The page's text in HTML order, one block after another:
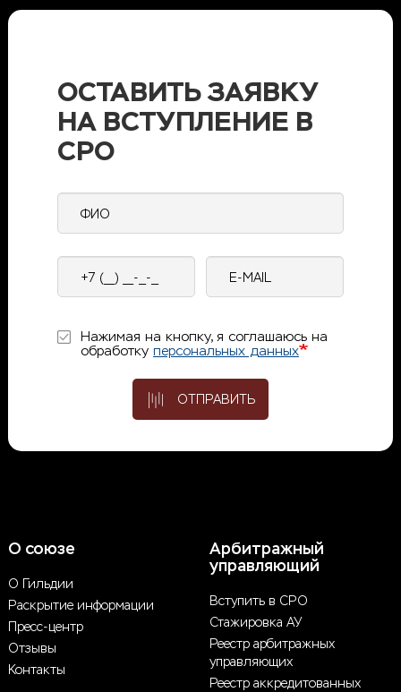
ОСТАВИТЬ ЗАЯВКУ
НА ВСТУПЛЕНИЕ В
СРО
телефон
mail
Нажимая на кнопку, я соглашаюсь на
обработку персональных данных
ОТПРАВИТЬ
О союзе
О Гильдии
Раскрытие информации
Пресс-центр
Отзывы
Контакты
Арбитражный
управляющий
Вступить в СРО
Стажировка АУ
Реестр арбитражных
управляющих
Реестр аккредитованных